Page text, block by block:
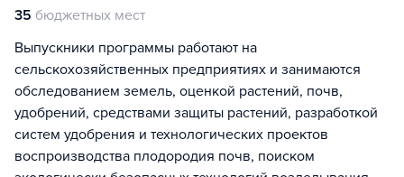
35 бюджетных мест
Выпускники программы работают на
сельскохозяйственных предприятиях и занимаются
обследованием земель, оценкой растений, почв,
удобрений, средствами защиты растений, разработкой
систем удобрения и технологических проектов
воспроизводства плодородия почв,­ поиском